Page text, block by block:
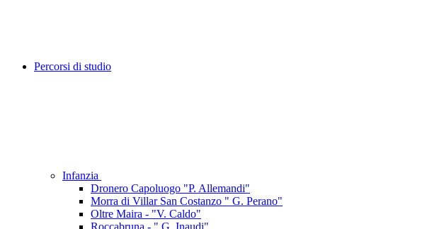
Percorsi di studio
Infanzia
Dronero Capoluogo "P. Allemandi"
Morra di Villar San Costanzo " G. Perano"
Oltre Maira - "V. Caldo"